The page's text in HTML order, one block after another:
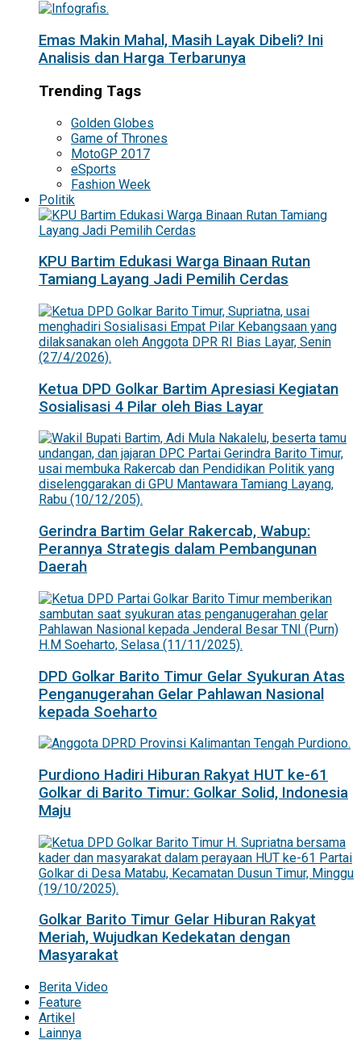
Emas Makin Mahal, Masih Layak Dibeli? Ini
Analisis dan Harga Terbarunya
Trending Tags
Golden Globes
Game of Thrones
MotoGP 2017
eSports
Fashion Week
Politik
KPU Bartim Edukasi Warga Binaan Rutan
Tamiang Layang Jadi Pemilih Cerdas
Ketua DPD Golkar Bartim Apresiasi Kegiatan
Sosialisasi 4 Pilar oleh Bias Layar
Gerindra Bartim Gelar Rakercab, Wabup:
Perannya Strategis dalam Pembangunan
Daerah
DPD Golkar Barito Timur Gelar Syukuran Atas
Penganugerahan Gelar Pahlawan Nasional
kepada Soeharto
Purdiono Hadiri Hiburan Rakyat HUT ke-61
Golkar di Barito Timur: Golkar Solid, Indonesia
Maju
Golkar Barito Timur Gelar Hiburan Rakyat
Meriah, Wujudkan Kedekatan dengan
Masyarakat
Berita Video
Feature
Artikel
Lainnya